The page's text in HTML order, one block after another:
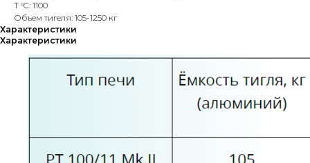
T °C: 1100
Объем тигеля: 105-1250 кг
Характеристики
Характеристики